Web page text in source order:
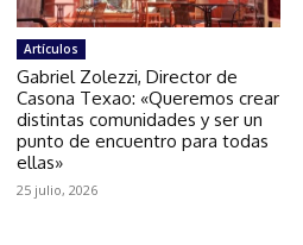
Artículos
Gabriel Zolezzi, Director de
Casona Texao: «Queremos crear
distintas comunidades y ser un
punto de encuentro para todas
ellas»
25 julio, 2026